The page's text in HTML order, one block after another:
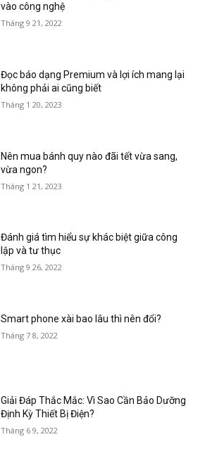
vào công nghệ
Tháng 9 21, 2022
Đọc báo dạng Premium và lợi ích mang lại
không phải ai cũng biết
Tháng 1 20, 2023
Nên mua bánh quy nào đãi tết vừa sang,
vừa ngon?
Tháng 1 21, 2023
Đánh giá tìm hiểu sự khác biệt giữa công
lập và tư thục
Tháng 9 26, 2022
Smart phone xài bao lâu thì nên đổi?
Tháng 7 8, 2022
Giải Đáp Thắc Mắc: Vì Sao Cần Bảo Dưỡng
Định Kỳ Thiết Bị Điện?
Tháng 6 9, 2022